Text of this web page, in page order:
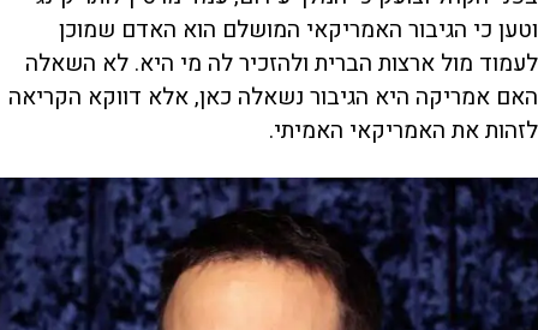
וטען כי הגיבור האמריקאי המושלם הוא האדם שמוכן
לעמוד מול ארצות הברית ולהזכיר לה מי היא. לא השאלה
האם אמריקה היא הגיבור נשאלה כאן, אלא דווקא הקריאה
לזהות את האמריקאי האמיתי.